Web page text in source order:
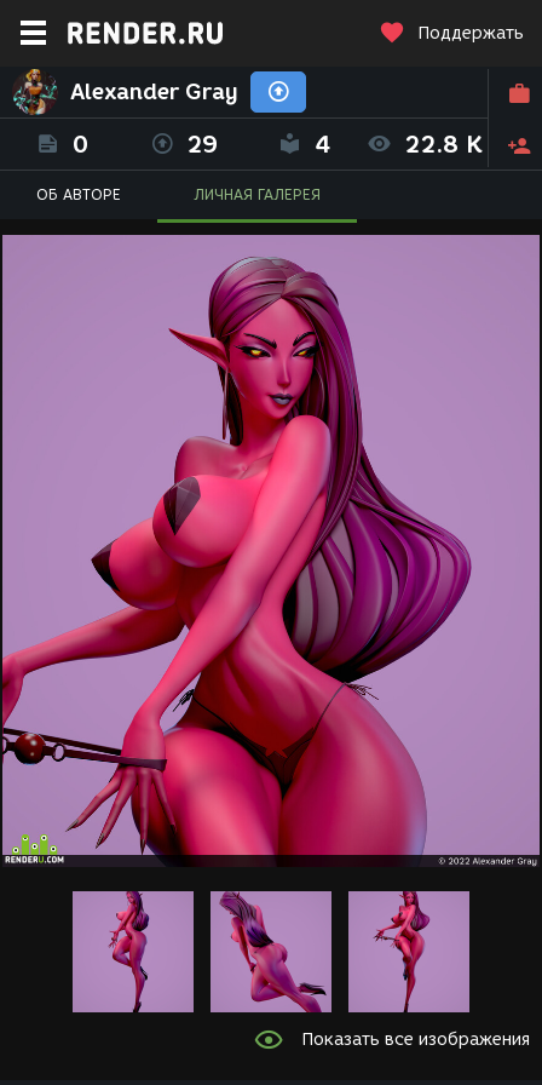
Поддержать
Alexander Gray
0 29 4 22.8 K
ОБ АВТОРЕ ЛИЧНАЯ ГАЛЕРЕЯ
Показать все изображения